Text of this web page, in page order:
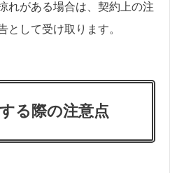
れがある場合は、契約上の注
として受け取ります。
る際の注意点